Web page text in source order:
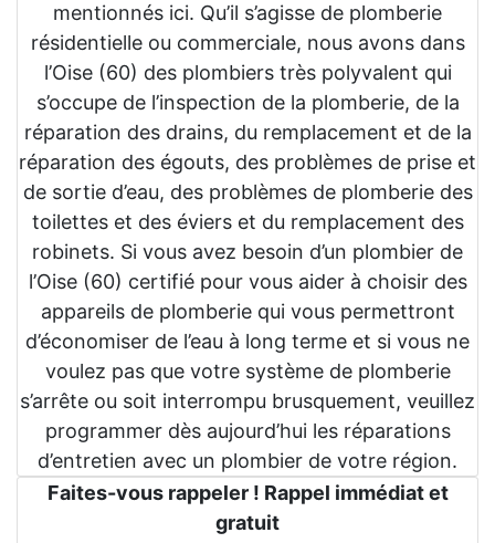
mentionnés ici. Qu’il s’agisse de plomberie
résidentielle ou commerciale, nous avons dans
l’Oise (60) des plombiers très polyvalent qui
s’occupe de l’inspection de la plomberie, de la
réparation des drains, du remplacement et de la
réparation des égouts, des problèmes de prise et
de sortie d’eau, des problèmes de plomberie des
toilettes et des éviers et du remplacement des
robinets. Si vous avez besoin d’un plombier de
l’Oise (60) certifié pour vous aider à choisir des
appareils de plomberie qui vous permettront
d’économiser de l’eau à long terme et si vous ne
voulez pas que votre système de plomberie
s’arrête ou soit interrompu brusquement, veuillez
programmer dès aujourd’hui les réparations
d’entretien avec un plombier de votre région.
Faites-vous rappeler ! Rappel immédiat et
gratuit